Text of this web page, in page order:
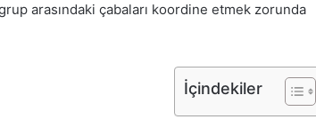
arasındaki çabaları koordine etmek zorunda
İçindekiler